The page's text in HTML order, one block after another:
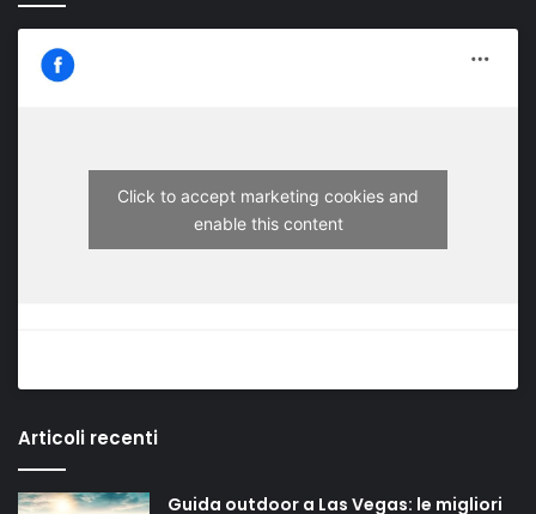
Click to accept marketing cookies and
enable this content
Articoli recenti
Guida outdoor a Las Vegas: le migliori